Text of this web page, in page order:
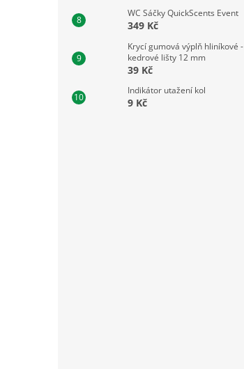
WC Sáčky QuickScents Event
349 Kč
Krycí gumová výplň hliníkové -
kedrové lišty 12 mm
39 Kč
Indikátor utažení kol
9 Kč